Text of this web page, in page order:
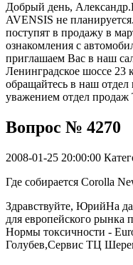
Добрый день,
AVENSIS не
поступят в продажу в
ознакомления с
приглашаем Вас в наш
Ленинградское шоссе 23
обращайтесь в наш
уважением отдел продаж
Вопрос № 4270
2008-01-25 20:00:00
Где собирается Corolla
Здравствуйте, ЮрийНа
для европейского рынка
Нормы токсичности -
Голубев,Сервис ТЦ